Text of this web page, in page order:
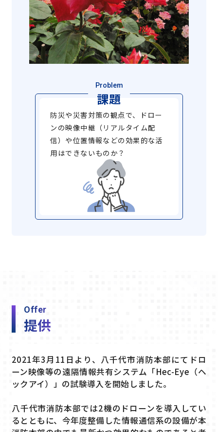
Problem
課題
防災や災害対策の観点で、ドロー
ンの映像中継（リアルタイム配
信）や位置情報などの効果的な活
用はできないものか？
Offer
提供
2021年3月11日より、八千代市消防本部にてドロ
ーン映像等の遠隔情報共有システム「Hec-Eye（ヘ
ックアイ）」の試験導入を開始しました。
八千代市消防本部では2機のドローンを導入してい
るとともに、今年度整備した情報通信系の設備が本